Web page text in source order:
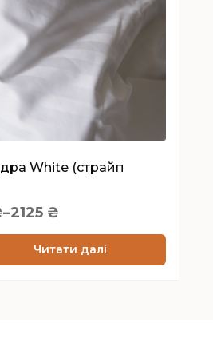
White (страйп
–2125 ₴
Читати далі